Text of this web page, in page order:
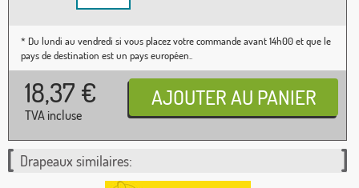
* Du lundi au vendredi si vous placez votre commande avant 14h00 et que le
pays de destination est un pays européen..
18,37 €
TVA incluse
Drapeaux similaires: